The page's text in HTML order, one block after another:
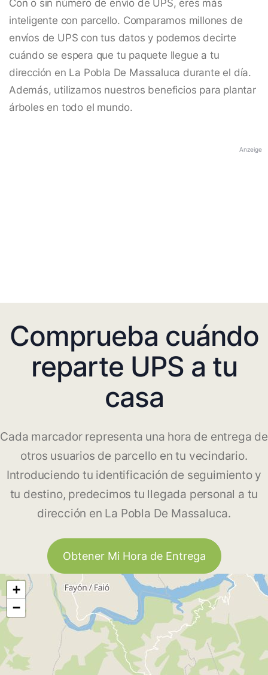
Con o sin número de envío de UPS, eres más
inteligente con parcello. Comparamos millones de
envíos de UPS con tus datos y podemos decirte
cuándo se espera que tu paquete llegue a tu
dirección en La Pobla De Massaluca durante el día.
Además, utilizamos nuestros beneficios para plantar
árboles en todo el mundo.
Anzeige
Comprueba cuándo
reparte UPS a tu
casa
Cada marcador representa una hora de entrega de
otros usuarios de parcello en tu vecindario.
Introduciendo tu identificación de seguimiento y
tu destino, predecimos tu llegada personal a tu
dirección en La Pobla De Massaluca.
Obtener Mi Hora de Entrega
+
−